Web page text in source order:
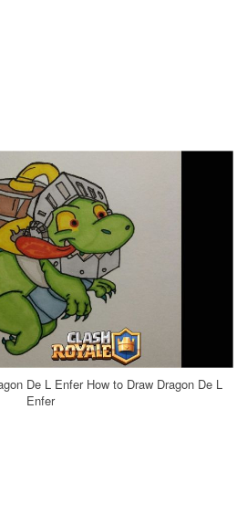
De L Enfer How to Draw Dragon De L
Enfer